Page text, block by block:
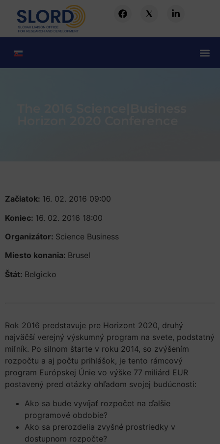
Začiatok: 16. 02. 2016 09:00
Koniec: 16. 02. 2016 18:00
Organizátor: Science Business
Miesto konania: Brusel
Štát: Belgicko
Rok 2016 predstavuje pre Horizont 2020, druhý
najväčší verejný výskumný program na svete, podstatný
miľník. Po silnom štarte v roku 2014, so zvýšením
rozpočtu a aj počtu prihlášok, je tento rámcový
program Európskej Únie vo výške 77 miliárd EUR
postavený pred otázky ohľadom svojej budúcnosti:
Ako sa bude vyvíjať rozpočet na ďalšie
programové obdobie?
Ako sa prerozdelia zvyšné prostriedky v
dostupnom rozpočte?